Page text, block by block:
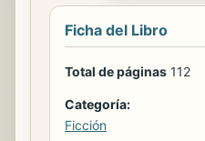
Ficha del Libro
Total de páginas 112
Categoría:
Ficción